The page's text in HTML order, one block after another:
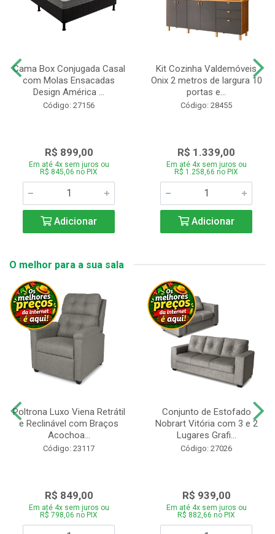
Cama Box Conjugada Casal
com Molas Ensacadas
Design América ...
Código: 27156
R$ 899,00
Em até 4x sem juros ou
R$ 845,06 no PIX
Adicionar
Kit Cozinha Valdemóveis
Onix 2 metros de largura 10
portas e...
Código: 28455
R$ 1.339,00
Em até 4x sem juros ou
R$ 1.258,66 no PIX
Adicionar
O melhor para a sua sala
Poltrona Luxo Viena Retrátil
e Reclinável com Braços
Acochoa...
Código: 23117
R$ 849,00
Em até 4x sem juros ou
R$ 798,06 no PIX
Conjunto de Estofado
Nobrart Vitória com 3 e 2
Lugares Grafi...
Código: 27026
R$ 939,00
Em até 4x sem juros ou
R$ 882,66 no PIX